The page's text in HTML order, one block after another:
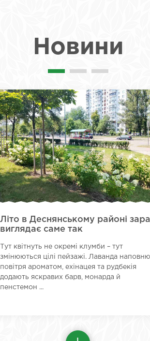
Новини
Літо в Деснянському районі
виглядає саме так
Тут квітнуть не окремі клумби – тут
змінюються цілі пейзажі. Лаванда
повітря ароматом, ехінацея та рудбекія
додають яскравих барв, монарда й
пенстемон ...